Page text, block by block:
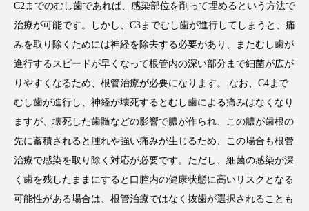
C2までのむし歯であれば、感染部位を削って埋めるという方法で
治療が可能です。しかし、C3までむし歯が進行してしまうと、痛
みを取り除くためには神経を除去する必要があり、またむし歯が
進行するスピードが早くなって根管内の深い部分まで細菌が広が
りやすくなるため、根管治療が必要になります。 なお、C4まで
むし歯が進行し、神経が壊死するとむし歯による痛みはなくなり
ますが、壊死した歯髄などの影響で膿が作られ、この膿が歯根の
先に蓄積されると腫れや強い痛みが生じるため、この場合も根管
治療で感染を取り除く対応が必要です。ただし、細菌の感染が深
く歯を残したままにすると口腔内の健康状態に高いリスクとなる
可能性がある場合は、根管治療ではなく抜歯が選択されることも